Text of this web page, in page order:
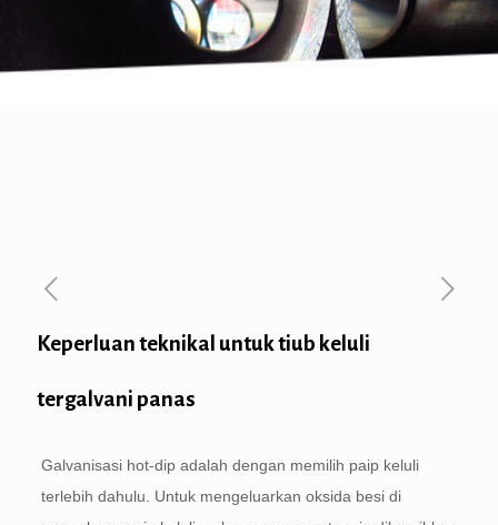
Keperluan teknikal untuk tiub keluli
tergalvani panas
Galvanisasi hot-dip adalah dengan memilih paip keluli
terlebih dahulu. Untuk mengeluarkan oksida besi di